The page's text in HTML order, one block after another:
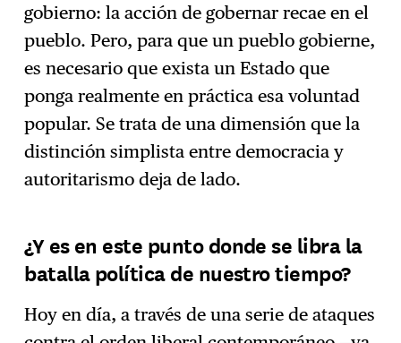
gobierno: la acción de gobernar recae en el
pueblo. Pero, para que un pueblo gobierne,
es necesario que exista un Estado que
ponga realmente en práctica esa voluntad
popular. Se trata de una dimensión que la
distinción simplista entre democracia y
autoritarismo deja de lado.
¿Y es en este punto donde se libra la
batalla política de nuestro tiempo?
Hoy en día, a través de una serie de ataques